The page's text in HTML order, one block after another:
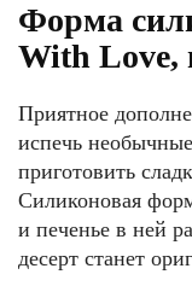
Форма
With Love,
Приятное
испечь
приготовить
Силиконовая
и печенье в ней
десерт станет